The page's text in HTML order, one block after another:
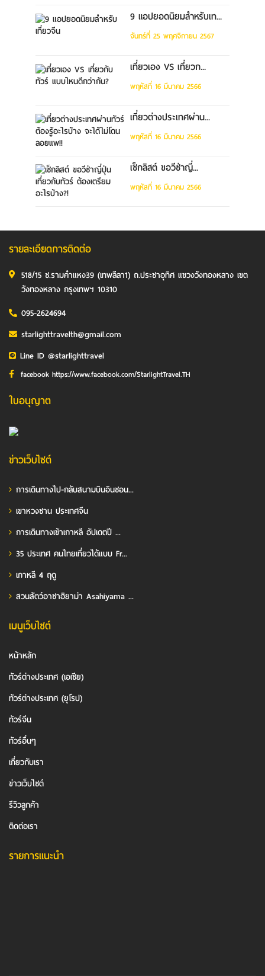
9 แอปยอดนิยมสำหรับเท...
จันทร์ที่ 25 พฤศจิกายน 2567
เที่ยวเอง VS เที่ยวก...
พฤหัสที่ 16 มีนาคม 2566
เที่ยวต่างประเทศผ่าน...
พฤหัสที่ 16 มีนาคม 2566
เช็กลิสต์ ขอวีซ่าญี่...
พฤหัสที่ 16 มีนาคม 2566
รายละเอียดการติดต่อ
518/15 ซ.รามคำแหง39 (เทพลีลา1) ถ.ประชาอุทิศ แขวงวังทองหลาง เขต
วังทองหลาง กรุงเทพฯ 10310
095-2624694
starlighttravelth@gmail.com
Line ID @starlighttravel
facebook https://www.facebook.com/StarlightTravel.TH
ใบอนุญาต
ข่าวเว็บไซต์
การเดินทางไป-กลับสนามบินอินชอน...
เขาหวงซาน ประเทศจีน
การเดินทางเข้าเกาหลี อัปเดตปี ...
35 ประเทศ คนไทยเที่ยวได้แบบ Fr...
เกาหลี 4 ฤดู
สวนสัตว์อาซาฮิยาม่า Asahiyama ...
เมนูเว็บไซต์
หน้าหลัก
ทัวร์ต่างประเทศ (เอเชีย)
ทัวร์ต่างประเทศ (ยุโรป)
ทัวร์จีน
ทัวร์อื่นๆ
เกี่ยวกับเรา
ข่าวเว็บไซต์
รีวิวลูกค้า
ติดต่อเรา
รายการแนะนำ